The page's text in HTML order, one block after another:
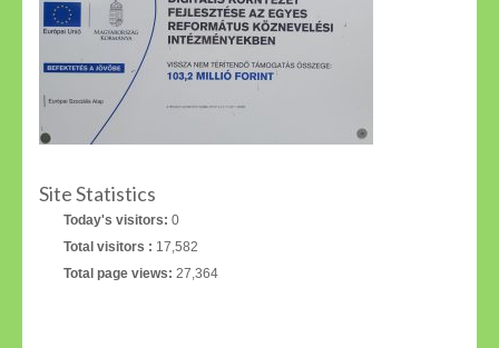
Site Statistics
Today's visitors: 0
Total visitors : 17,582
Total page views: 27,364